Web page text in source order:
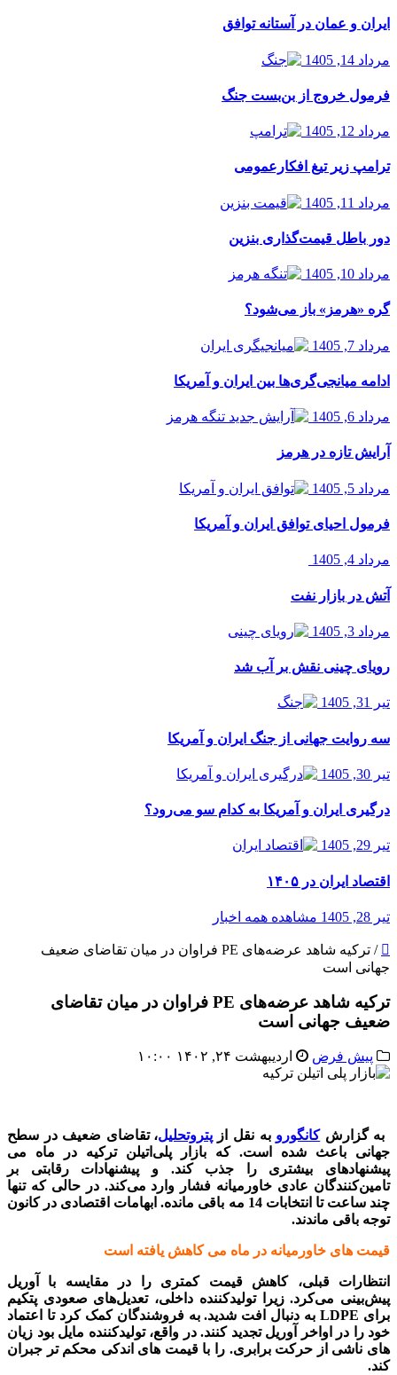
ایران و عمان در آستانه توافق
مرداد 14, 1405
فرمول خروج از بن‌بست جنگ
مرداد 12, 1405
ترامپ زیر تیغ افکارعمومی
مرداد 11, 1405
دور باطل قیمت‌گذاری بنزین
مرداد 10, 1405
گره «هرمز» باز می‌شود؟
مرداد 7, 1405
ادامه میانجی‌گری‌ها بین ایران و آمریکا
مرداد 6, 1405
آرایش تازه در هرمز
مرداد 5, 1405
فرمول احیای توافق ایران و آمریکا
مرداد 4, 1405
آتش در بازار نفت
مرداد 3, 1405
رویای چینی نقش بر آب شد
تیر 31, 1405
سه روایت جهانی از جنگ ایران و آمریکا
تیر 30, 1405
درگیری ایران و آمریکا به کدام سو می‌رود؟
تیر 29, 1405
اقتصاد ایران در ۱۴۰۵
تیر 28, 1405 مشاهده همه اخبار
/
ترکیه شاهد عرضه‌های PE فراوان در میان تقاضای ضعیف
جهانی است
ترکیه شاهد عرضه‌های PE فراوان در میان تقاضای
ضعیف جهانی است
پیش فرض اردیبهشت ۲۴, ۱۴۰۲ ۱۰:۰۰
به گزارشکانگورو به نقل ازپتروتحلیل، تقاضای ضعیف در سطح
جهانی باعث شده است. که بازار پلی‌اتیلن ترکیه در ماه می
پیشنهادهای بیشتری را جذب کند. و پیشنهادات رقابتی بر
تامین‌کنندگان عادی خاورمیانه فشار وارد می‌کند. در حالی که تنها
چند ساعت تا انتخابات 14 مه باقی مانده. ابهامات اقتصادی در کانون
توجه باقی ماندند.
قیمت های خاورمیانه در ماه می کاهش یافته است
انتظارات قبلی، کاهش قیمت کمتری را در مقایسه با آوریل
پیش‌بینی می‌کرد. زیرا تولیدکننده داخلی، تعدیل‌های صعودی پتکیم
برای LDPE به دنبال افت شدید. به فروشندگان کمک کرد تا اعتماد
خود را در اواخر آوریل تجدید کنند. در واقع، تولیدکننده مایل بود زیان
های ناشی از حرکت برابری. را با قیمت های اندکی محکم تر جبران
کند.